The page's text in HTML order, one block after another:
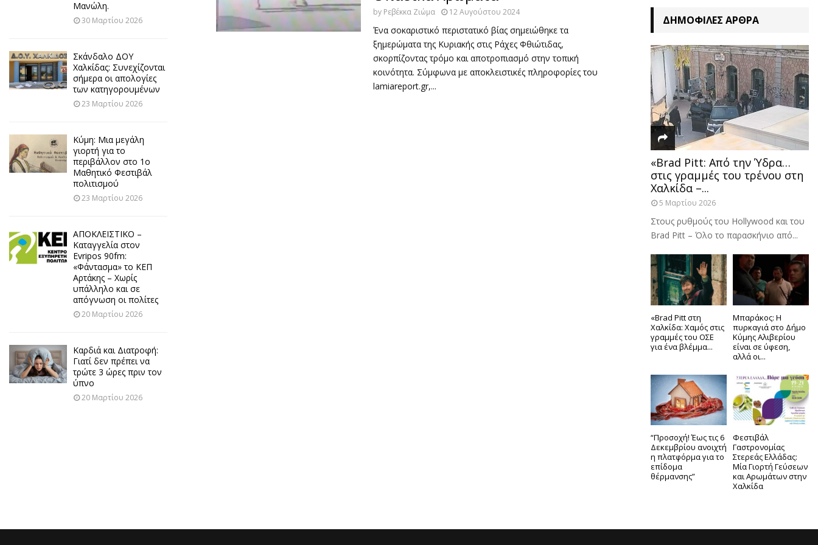
by Ρεβέκκα Ζιώμα 12 Αυγούστου 2024
Ένα σοκαριστικό περιστατικό βίας σημειώθηκε τα
ξημερώματα της Κυριακής στις Ράχες Φθιώτιδας,
σκορπίζοντας τρόμο και αποτροπιασμό στην τοπική
κοινότητα. Σύμφωνα με αποκλειστικές πληροφορίες του
lamiareport.gr,...
Μανώλη.
30 Μαρτίου 2026
Σκάνδαλο ΔΟΥ
Χαλκίδας: Συνεχίζονται
σήμερα οι απολογίες
των κατηγορουμένων
23 Μαρτίου 2026
Κύμη: Μια μεγάλη
γιορτή για το
περιβάλλον στο 1ο
Μαθητικό Φεστιβάλ
πολιτισμού
23 Μαρτίου 2026
ΑΠΟΚΛΕΙΣΤΙΚΟ –
Καταγγελία στον
Evripos 90fm:
«Φάντασμα» το ΚΕΠ
Αρτάκης – Χωρίς
υπάλληλο και σε
απόγνωση οι πολίτες
20 Μαρτίου 2026
Καρδιά και Διατροφή:
Γιατί δεν πρέπει να
τρώτε 3 ώρες πριν τον
ύπνο
20 Μαρτίου 2026
ΔΗΜΟΦΙΛΈΣ ΆΡΘΡΑ
«Brad Pitt: Από την Ύδρα…
στις γραμμές του τρένου στη
Χαλκίδα –...
5 Μαρτίου 2026
Στους ρυθμούς του Hollywood και του
Brad Pitt – Όλο το παρασκήνιο από...
«Brad Pitt στη
Χαλκίδα: Χαμός στις
γραμμές του ΟΣΕ
για ένα βλέμμα...
Μπαράκος: Η
πυρκαγιά στο Δήμο
Κύμης Αλιβερίου
είναι σε ύφεση,
αλλά οι...
“Προσοχή! Έως τις 6
Δεκεμβρίου ανοιχτή
η πλατφόρμα για το
επίδομα
θέρμανσης”
Φεστιβάλ
Γαστρονομίας
Στερεάς Ελλάδας:
Μία Γιορτή Γεύσεων
και Αρωμάτων στην
Χαλκίδα